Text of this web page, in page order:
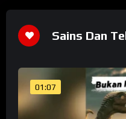
Sains Dan
01:07